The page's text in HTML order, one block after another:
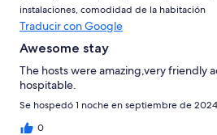
instalaciones, comodidad de la habitación
Traducir con Google
Awesome stay
The hosts were amazing,very friendly
hospitable.
Se hospedó 1 noche en septiembre de 2024
0